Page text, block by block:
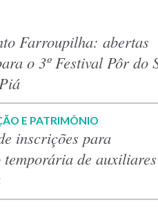
Farroupilha: abertas
o 3º Festival Pôr do
E PATRIMÔNIO
inscrições para
temporária de auxiliares